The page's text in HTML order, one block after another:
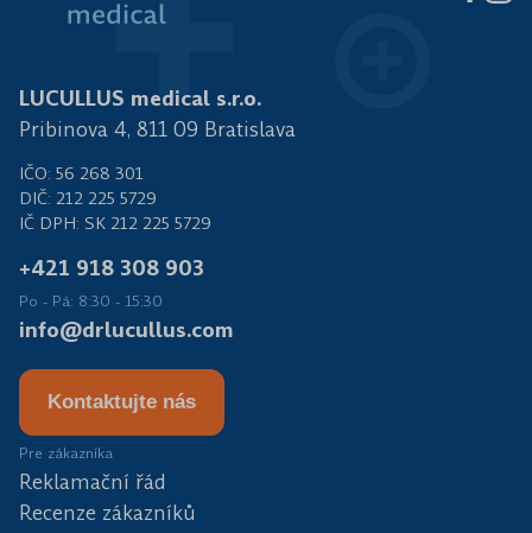
LUCULLUS medical s.r.o.
Pribinova 4, 811 09 Bratislava
IČO: 56 268 301
DIČ: 212 225 5729
IČ DPH: SK 212 225 5729
+421 918 308 903
Po - Pá: 8:30 - 15:30
info@drlucullus.com
Kontaktujte nás
Pre zákazníka
Reklamační řád
Recenze zákazníků